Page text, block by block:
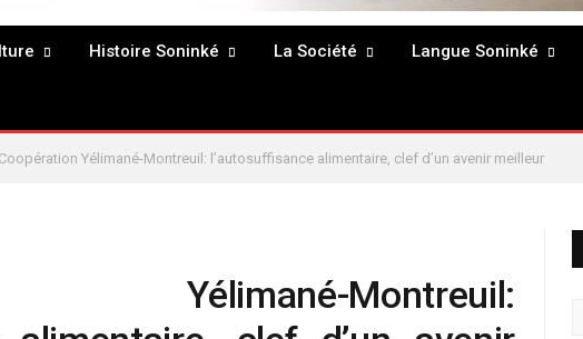
Histoire Soninké La Société Langue Soninké
Coopération Yélimané-Montreuil: l’autosuffisance alimentaire, clef d’un avenir meilleur
Yélimané-Montreuil: